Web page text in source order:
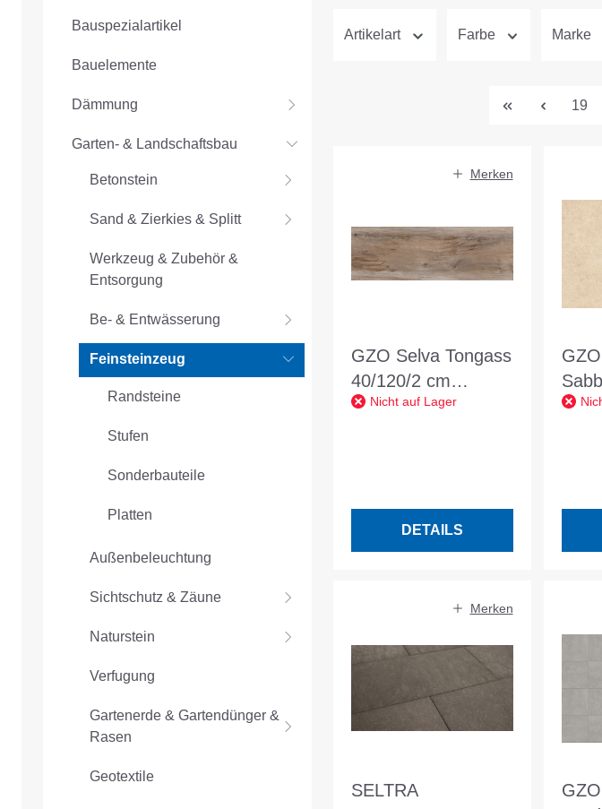
Bauspezialartikel
Bauelemente
Dämmung
Garten- & Landschaftsbau
Betonstein
Sand & Zierkies & Splitt
Werkzeug & Zubehör &
Entsorgung
Be- & Entwässerung
Feinsteinzeug
Randsteine
Stufen
Sonderbauteile
Platten
Außenbeleuchtung
Sichtschutz & Zäune
Naturstein
Verfugung
Gartenerde & Gartendünger &
Rasen
Geotextile
Artikelart Farbe Marke
Seite
19
Merken
GZO Selva Tongass
40/120/2 cm
mittelbraun
Nicht auf Lager
DETAILS
Merken
SELTRA